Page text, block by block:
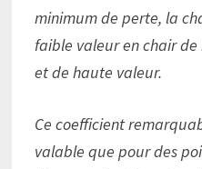
minimum de perte, la
faible valeur en chair
et de haute valeur.
Ce coefficient
valable que pour des